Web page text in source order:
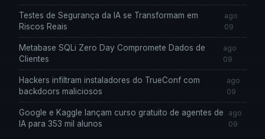
Testes de Segurança da IA se Transformam em
Riscos Reais
ago
09
Metabase SQLi Zero Day Compromete Dados de
Clientes
ago
09
Hackers infiltram instaladores do TrueConf com
backdoors maliciosos
ago
09
Google e Kaggle lançam curso gratuito de agentes de
IA para 353 mil alunos
ago
09